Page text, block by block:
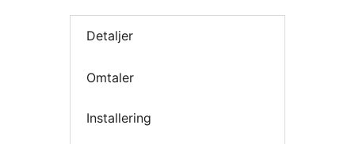
Detaljer
Omtaler
Installering